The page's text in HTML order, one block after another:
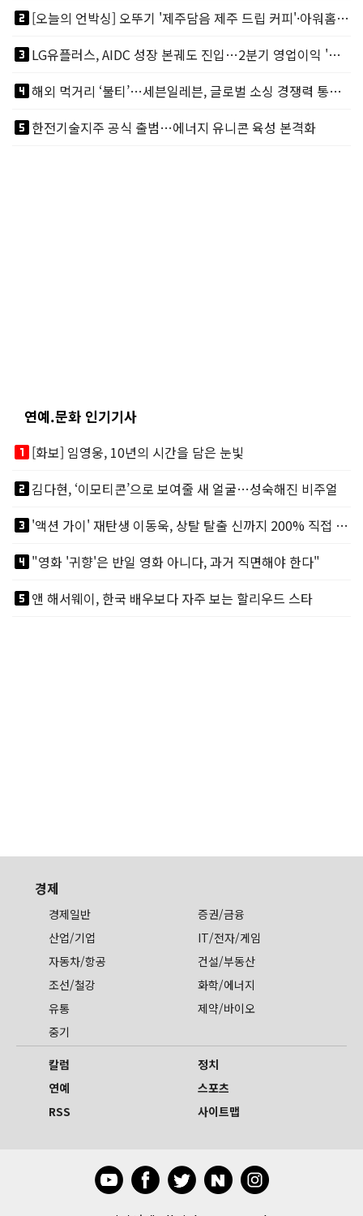
looks_two
[오늘의 언박싱] 오뚜기 '제주담음 제주 드립 커피'·아워홈 ‘갓석박지’ 外
looks_3
LG유플러스, AIDC 성장 본궤도 진입…2분기 영업이익 '역대 최대'
looks_4
해외 먹거리 ‘불티’…세븐일레븐, 글로벌 소싱 경쟁력 통했다
looks_5한전기술지주 공식 출범…에너지 유니콘 육성 본격화
연예.문화 인기기사
looks_one[화보] 임영웅, 10년의 시간을 담은 눈빛
looks_two김다현, ‘이모티콘’으로 보여줄 새 얼굴…성숙해진 비주얼
looks_3
'액션 가이' 재탄생 이동욱, 상탈 탈출 신까지 200% 직접 소화
looks_4"영화 '귀향'은 반일 영화 아니다, 과거 직면해야 한다"
looks_5앤 해서웨이, 한국 배우보다 자주 보는 할리우드 스타
경제
경제일반
증권/금융
산업/기업
IT/전자/게임
자동차/항공
건설/부동산
조선/철강
화학/에너지
유통
제약/바이오
중기
칼럼
정치
연예
스포츠
RSS
사이트맵